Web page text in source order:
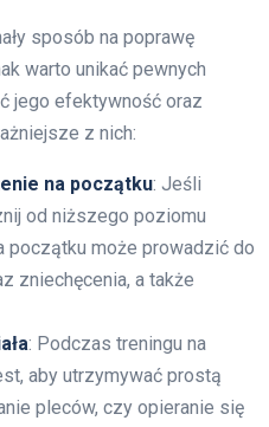
sposób na poprawę
warto unikać pewnych
jego efektywność oraz
z nich:
na początku: Jeśli
od niższego poziomu
początku może prowadzić do
zniechęcenia, a także
: Podczas treningu na
aby utrzymywać prostą
pleców, czy opieranie się